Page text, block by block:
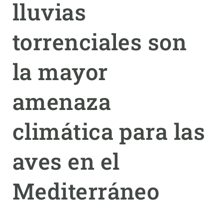
lluvias
torrenciales son
la mayor
amenaza
climática para las
aves en el
Mediterráneo
CIENCIA EN ACCIÓN
NOTICIAS Y AGENDA